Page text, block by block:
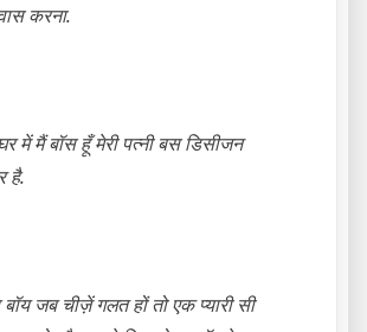
करना.
में मैं बॉस हूँ मेरी पत्नी बस डिसीजन
है.
जब चीज़ें गलत हों तो एक प्यारी सी